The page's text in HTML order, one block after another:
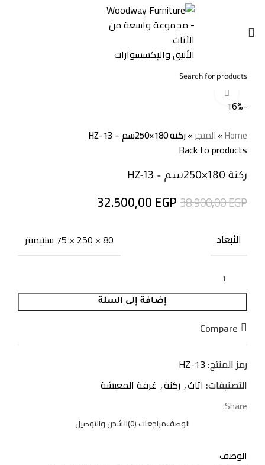
-16%
Home
»المتجر»ركنة 180×250سم – HZ-13
Back to products
ركنة 180×250سم – HZ-13
38.900,00EGP
32.500,00 EGP
الأبعاد 80 × 250 × 75 سنتيميتر
إضافة إلى السلة
Compare
رمز المنتج: HZ-13
التصنيفات: اثاث, ركنة, غرفة المعيشة
Share:
الوصفمراجعات (0) الشحن والتوصيل
الوصف